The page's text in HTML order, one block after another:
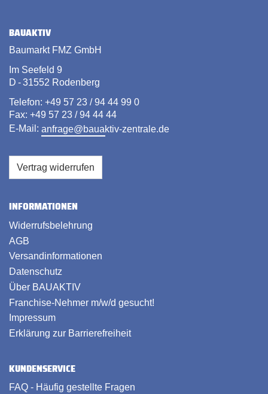
BAUAKTIV
Baumarkt FMZ GmbH
Im Seefeld 9
D - 31552 Rodenberg
Telefon: +49 57 23 / 94 44 99 0
Fax: +49 57 23 / 94 44 44
E-Mail: anfrage@bauaktiv-zentrale.de
Vertrag widerrufen
INFORMATIONEN
Widerrufsbelehrung
AGB
Versandinformationen
Datenschutz
Über BAUAKTIV
Franchise-Nehmer m/w/d gesucht!
Impressum
Erklärung zur Barrierefreiheit
KUNDENSERVICE
FAQ - Häufig gestellte Fragen